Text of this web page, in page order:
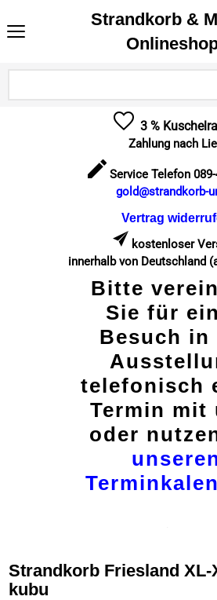
Strandkorb &
3 %
Zahlung nach
Service Telefon
gold@strandkorb-
Vertrag
kostenloser
innerhalb von Deutschland
Bitte
Sie für
Besuch in
telefonisch
Termin mit
oder
Strandkorb Friesland XL-
kubu